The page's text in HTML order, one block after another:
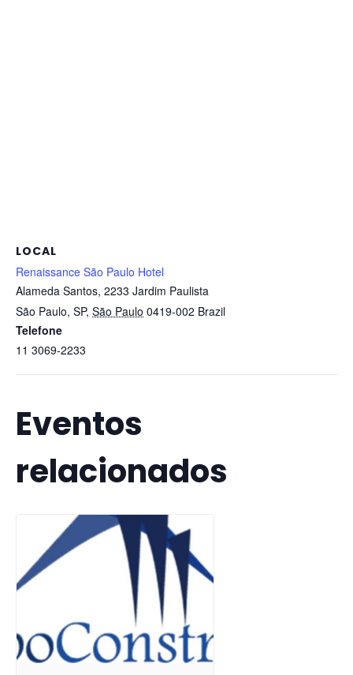
LOCAL
Renaissance São Paulo Hotel
Alameda Santos, 2233 Jardim Paulista
São Paulo, SP, São Paulo 0419-002 Brazil
Telefone
11 3069-2233
Eventos
relacionados